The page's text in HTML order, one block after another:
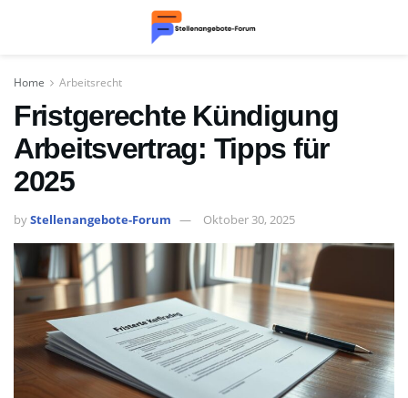
Home Arbeitsrecht
Fristgerechte Kündigung
Arbeitsvertrag: Tipps für
2025
byStellenangebote-Forum Oktober 30, 2025